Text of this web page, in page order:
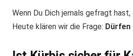
Wenn Du Dich jemals gefragt
Heute klären wir die Frage: Dürfen